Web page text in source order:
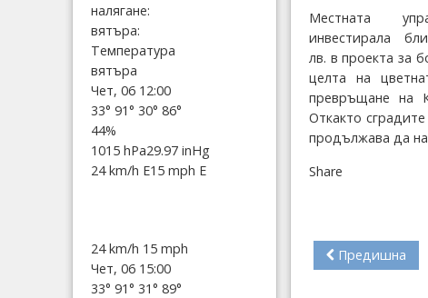
Местната
инвестирала
лв. в проекта за
целта на
превръщане на
Откакто
продължава да
Share
Предишна
налягане:
вятъра:
Температура
вятъра
Чет, 06 12:00
33° 91° 30° 86°
44%
1015 hPa29.97 inHg
24 km/h E15 mph E
24 km/h 15 mph
Чет, 06 15:00
33° 91° 31° 89°